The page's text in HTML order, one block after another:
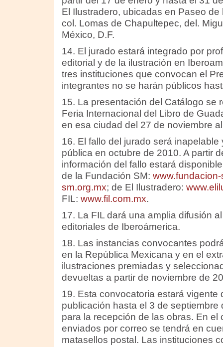
El Ilustradero, ubicadas en Paseo
col. Lomas de Chapultepec, del.
México, D.F.
14. El jurado estará integrado por
editorial y de la ilustración en
tres instituciones que convocan el
integrantes no se harán públicos
15. La presentación del Catálogo se
Feria Internacional del Libro de
en esa ciudad del 27 de noviembre
16. El fallo del jurado será
pública en octubre de 2010. A partir
información del fallo estará
de la Fundación SM:
sm.org.mx; de El Ilustradero:
FIL: www.fil.com.mx.
17. La FIL dará una amplia difusión
editoriales de Iberoámerica.
18. Las instancias convocantes
en la República Mexicana y en el
ilustraciones premiadas y
devueltas a partir de noviembre de
19. Esta convocatoria estará vigente
publicación hasta el 3 de septiembre
para la recepción de las obras. En el
enviados por correo se tendrá en
matasellos postal. Las instituciones